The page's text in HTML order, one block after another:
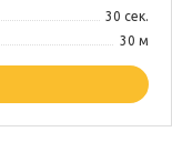
30 сек.
30 м